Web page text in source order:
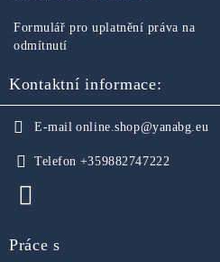
Formulář pro uplatnění práva na
odmítnutí
Kontaktní informace:
E-mail online.shop@yanabg.eu
Telefon +359882747222
Práce s